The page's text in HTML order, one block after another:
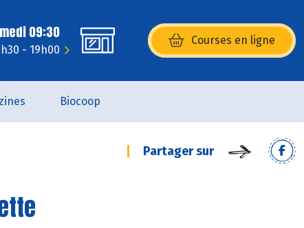
09:30
- 19h00
Courses en ligne
(s’ouvre dans une nouvelle
Biocoop
Partager sur